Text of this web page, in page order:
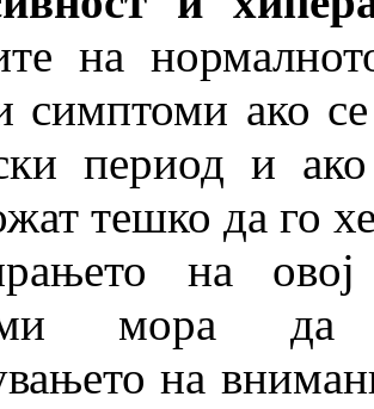
на
симптоми ако
период и
тешко да го
на
мора да
на